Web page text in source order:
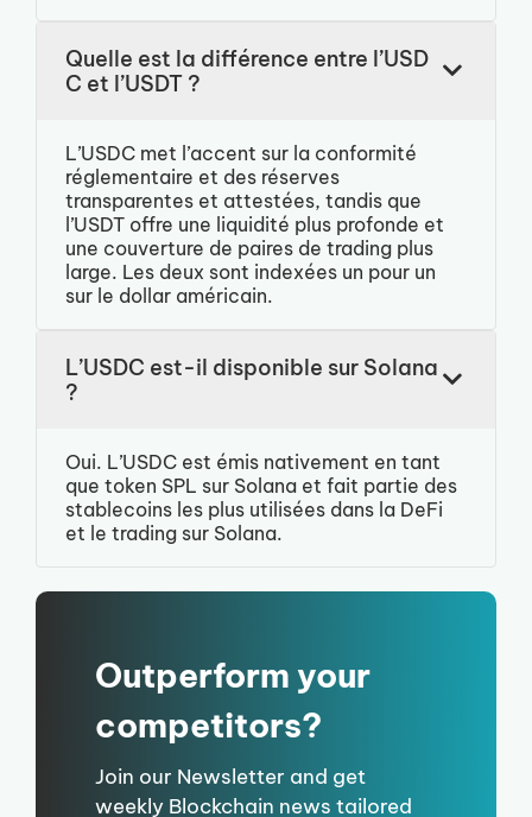
Quelle est la différence entre l’USD
C et l’USDT ?
L’USDC met l’accent sur la conformité
réglementaire et des réserves
transparentes et attestées, tandis que
l’USDT offre une liquidité plus profonde et
une couverture de paires de trading plus
large. Les deux sont indexées un pour un
sur le dollar américain.
L’USDC est-il disponible sur Solana
?
Oui. L’USDC est émis nativement en tant
que token SPL sur Solana et fait partie des
stablecoins les plus utilisées dans la DeFi
et le trading sur Solana.
Outperform your
competitors?
Join our Newsletter and get
weekly Blockchain news tailored